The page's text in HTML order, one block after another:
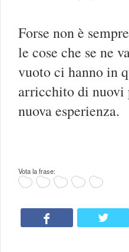
Forse non è
le cose che se ne
vuoto ci hanno in
arricchito di
nuova esperienza.
Vota la frase: